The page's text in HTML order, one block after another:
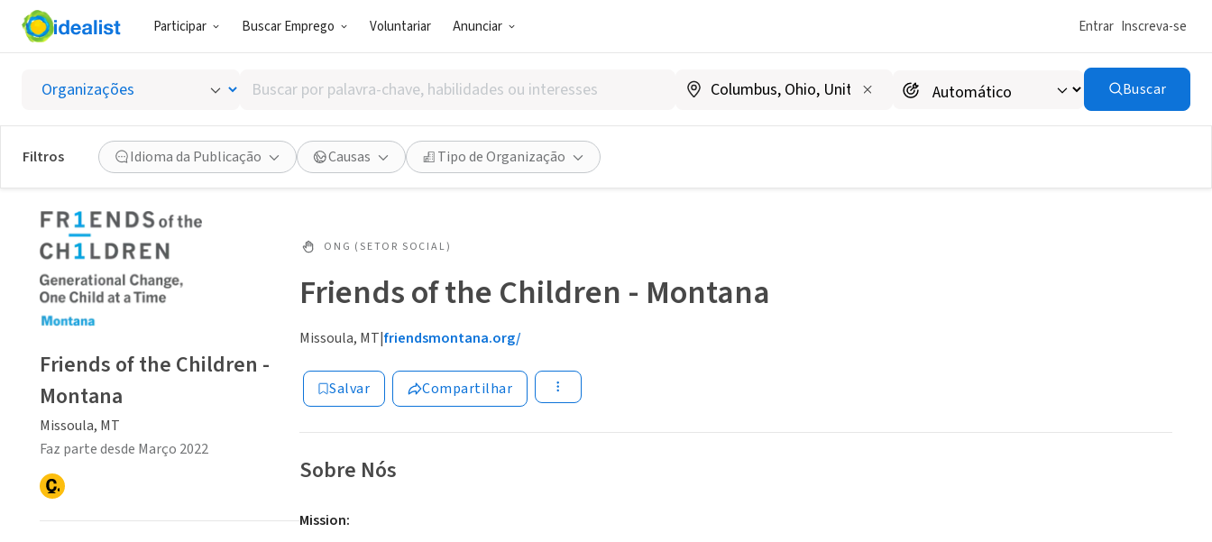
Participar Buscar Emprego Voluntariar Anunciar Entrar Inscreva-se
Buscar
por
palavra-
chave,
habilidades
ou
Buscar
Filtros Idioma da Publicação Causas Tipo de Organização
ONG (SETOR SOCIAL)
Friends of the Children - Montana
Missoula, MT|friendsmontana.org/
Salvar Compartilhar
Sobre Nós
Mission:
Friends of the Children -
Montana
Missoula, MT
Faz parte desde Março 2022